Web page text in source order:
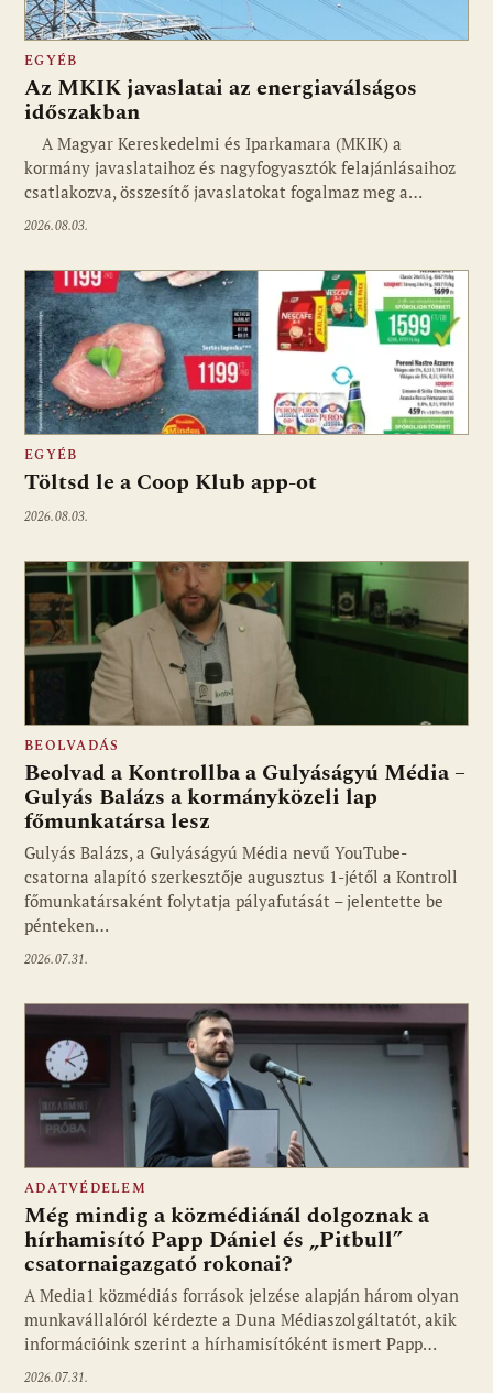
EGYÉB
Az MKIK javaslatai az energiaválságos
időszakban
A Magyar Kereskedelmi és Iparkamara (MKIK) a
kormány javaslataihoz és nagyfogyasztók felajánlásaihoz
csatlakozva, összesítő javaslatokat fogalmaz meg a…
2026.08.03.
EGYÉB
Töltsd le a Coop Klub app-ot
2026.08.03.
BEOLVADÁS
Beolvad a Kontrollba a Gulyáságyú Média –
Gulyás Balázs a kormányközeli lap
főmunkatársa lesz
Gulyás Balázs, a Gulyáságyú Média nevű YouTube-
csatorna alapító szerkesztője augusztus 1-jétől a Kontroll
főmunkatársaként folytatja pályafutását – jelentette be
pénteken…
2026.07.31.
ADATVÉDELEM
Még mindig a közmédiánál dolgoznak a
hírhamisító Papp Dániel és „Pitbull”
csatornaigazgató rokonai?
A Media1 közmédiás források jelzése alapján három olyan
munkavállalóról kérdezte a Duna Médiaszolgáltatót, akik
információink szerint a hírhamisítóként ismert Papp…
2026.07.31.